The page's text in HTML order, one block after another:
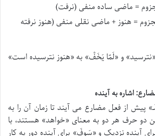
= ماضی ساده منفی (نرفت)
= هنوز + ماضی نقلی منفی (هنوز نرفته
و «لَمّا یَخَفْ» به «هنوز نترسیده است»
اشاره به آینده
» پیش از فعل مضارع می آیند تا زمان آن را به
دو حرف هر دو به معنای «خواهد» هستند، با
آینده نزدیک و «سَوفَ» برای آینده دور به کار